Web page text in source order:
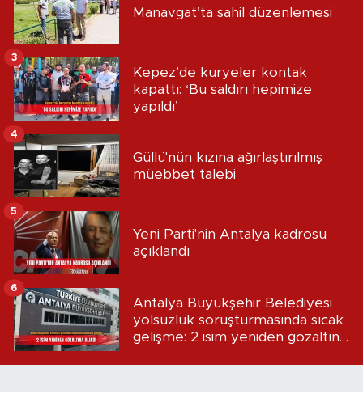
Manavgat’ta sahil düzenlemesi
Kepez’de kuryeler kontak
kapattı: ‘Bu saldırı hepimize
yapıldı’
3
Güllü'nün kızına ağırlaştırılmış
müebbet talebi
4
Yeni Parti'nin Antalya kadrosu
açıklandı
5
Antalya Büyükşehir Belediyesi
yolsuzluk soruşturmasında sıcak
gelişme: 2 isim yeniden gözaltına
6